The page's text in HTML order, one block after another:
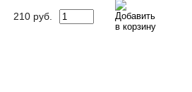
210 руб.